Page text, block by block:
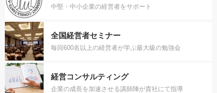
中堅・中小企業の経営者をサポート
全国経営者セミナー
毎回600名以上の経営者が学ぶ最大級の勉強会
経営コンサルティング
企業の成長を加速させる講師陣が貴社にて指導